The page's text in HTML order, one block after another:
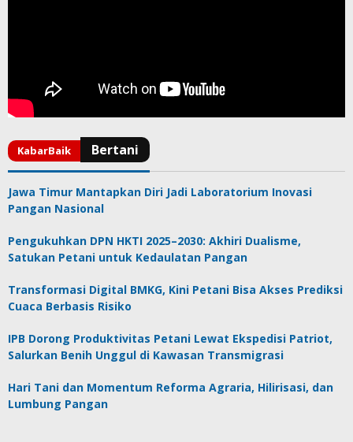
Jawa Timur Mantapkan Diri Jadi Laboratorium Inovasi
Pangan Nasional
Pengukuhkan DPN HKTI 2025–2030: Akhiri Dualisme,
Satukan Petani untuk Kedaulatan Pangan
Transformasi Digital BMKG, Kini Petani Bisa Akses Prediksi
Cuaca Berbasis Risiko
IPB Dorong Produktivitas Petani Lewat Ekspedisi Patriot,
Salurkan Benih Unggul di Kawasan Transmigrasi
Hari Tani dan Momentum Reforma Agraria, Hilirisasi, dan
Lumbung Pangan